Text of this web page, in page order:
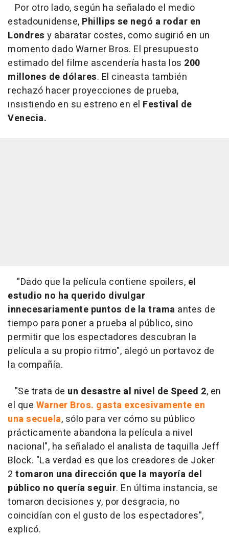
Por otro lado, según ha señalado el medio
estadounidense, Phillips se negó a rodar en
Londres y abaratar costes, como sugirió en un
momento dado Warner Bros. El presupuesto
estimado del filme ascendería hasta los 200
millones de dólares. El cineasta también
rechazó hacer proyecciones de prueba,
insistiendo en su estreno en el Festival de
Venecia.
"Dado que la película contiene spoilers, el
estudio no ha querido divulgar
innecesariamente puntos de la trama antes de
tiempo para poner a prueba al público, sino
permitir que los espectadores descubran la
película a su propio ritmo", alegó un portavoz de
la compañía.
"Se trata de un desastre al nivel de Speed 2, en
el que Warner Bros. gasta excesivamente en
una secuela, sólo para ver cómo su público
prácticamente abandona la película a nivel
nacional", ha señalado el analista de taquilla Jeff
Block. "La verdad es que los creadores de Joker
2 tomaron una dirección que la mayoría del
público no quería seguir. En última instancia, se
tomaron decisiones y, por desgracia, no
coincidían con el gusto de los espectadores",
explicó.